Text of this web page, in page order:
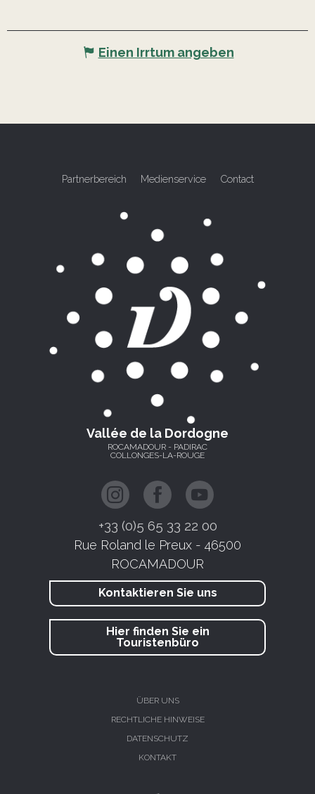
Einen Irrtum angeben
Partnerbereich Medienservice Contact
Vallée de la Dordogne
ROCAMADOUR - PADIRAC
COLLONGES-LA-ROUGE
+33 (0)5 65 33 22 00
Rue Roland le Preux - 46500
ROCAMADOUR
Kontaktieren Sie uns
Hier finden Sie ein
Touristenbüro
ÜBER UNS
RECHTLICHE HINWEISE
DATENSCHUTZ
KONTAKT